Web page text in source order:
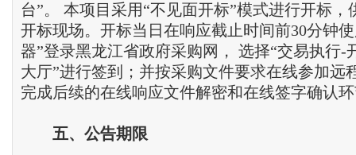
台”。 本项目采用“不见面开标”模式进行开标，
开标现场。开标当日在响应截止时间前30分钟
器”登录黑龙江省政府采购网， 选择“交易执行-
大厅”进行签到；并按采购文件要求在线参加远
完成后续的在线响应文件解密和在线签字确认
五、 公告期限